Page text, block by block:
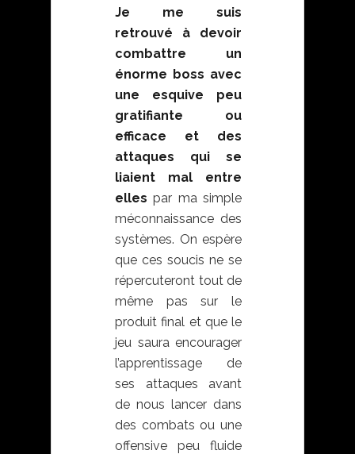
Je me suis
retrouvé à devoir
combattre un
énorme boss avec
une esquive peu
gratifiante ou
efficace et des
attaques qui se
liaient mal entre
elles par ma simple
méconnaissance des
systèmes. On espère
que ces soucis ne se
répercuteront tout de
même pas sur le
produit final et que le
jeu saura encourager
l’apprentissage de
ses attaques avant
de nous lancer dans
des combats ou une
offensive peu fluide